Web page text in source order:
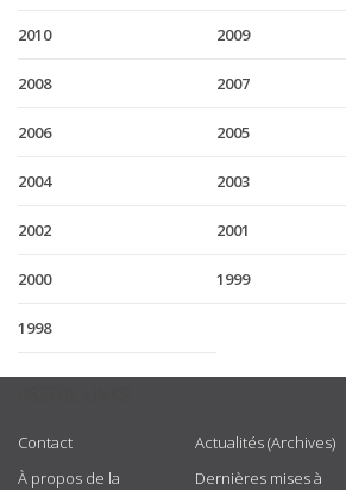
2010 2009
2008 2007
2006 2005
2004 2003
2002 2001
2000 1999
1998
Contact
À propos de la
Actualités (Archives)
Dernières mises à